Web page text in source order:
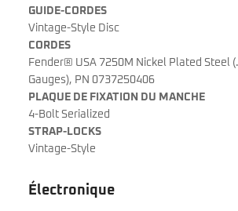
GUIDE-CORDES
Vintage-Style Disc
CORDES
Fender® USA 7250M Nickel Plated Steel
Gauges), PN 0737250406
PLAQUE DE FIXATION DU MANCHE
4-Bolt Serialized
STRAP-LOCKS
Vintage-Style
Électronique